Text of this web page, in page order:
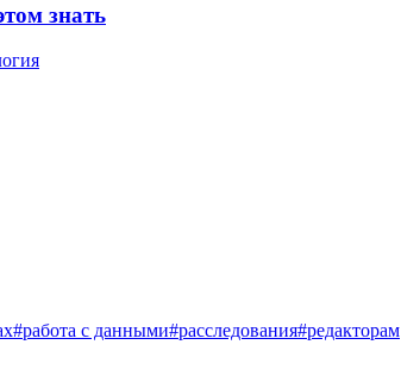
знать
#работа с данными#расследования#редакторам